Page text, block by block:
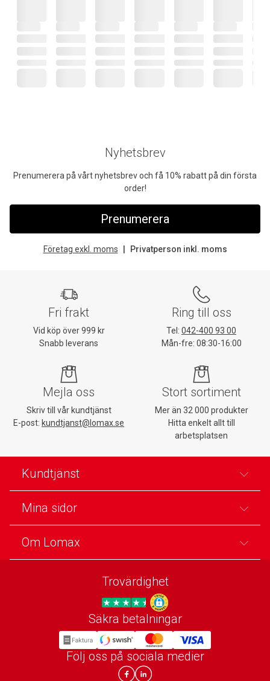
Nyhetsbrev
Prenumerera på vårt nyhetsbrev och få 10% rabatt på din första
order!
Prenumerera
Företag exkl. moms Privatperson inkl. moms
Fri frakt
Vid köp över 999 kr
Snabb leverans
Ring till oss
Tel: 042-400 93 00
Mån-fre: 08:30-16:00
Mejla oss
Skriv till vår kundtjänst
E-post: kundtjanst@lomax.se
Stort sortiment
Mer än 32 000 produkter
Hitta enkelt allt till
arbetsplatsen
Kundtjänst
Mina sidor
Om Lomax
Trovärdighet
Trygg E-handel
Säkra betalningar
Följ oss på sociala medier
Lomax DK Facebook
Lomax SE LinkIn